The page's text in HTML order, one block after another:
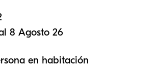
8 Agosto 26
en habitación